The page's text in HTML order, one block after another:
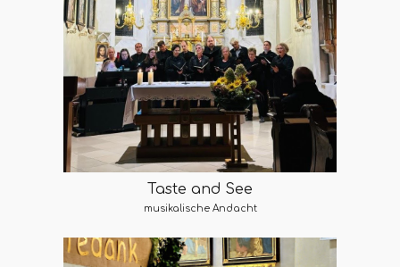
Taste and See
musikalische Andacht